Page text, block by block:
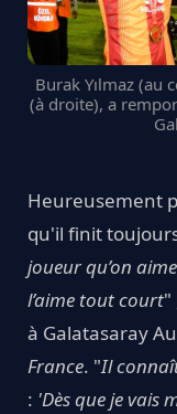
Burak Yılmaz (au
(à droite), a
Heureusement
qu'il finit
joueur qu’on
l’aime tout court"
à Galatasaray
France. "Il
: 'Dès que je vais